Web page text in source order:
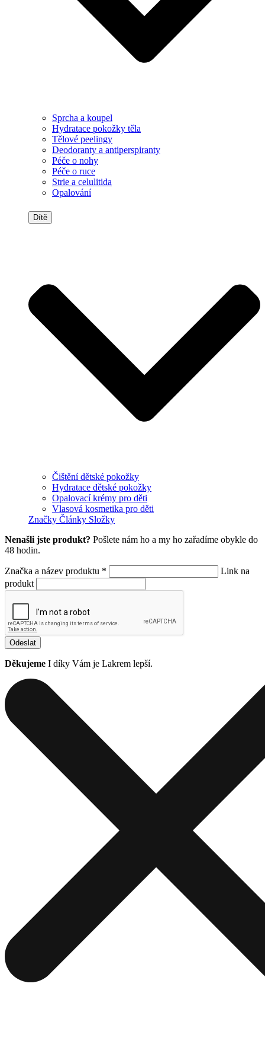
Sprcha a koupel
Hydratace pokožky těla
Tělové peelingy
Deodoranty a antiperspiranty
Péče o nohy
Péče o ruce
Strie a celulitida
Opalování
Dítě
Čištění dětské pokožky
Hydratace dětské pokožky
Opalovací krémy pro děti
Vlasová kosmetika pro děti
Značky Články Složky
Nenašli jste produkt? Pošlete nám ho a my ho zařadíme obykle do
48 hodin.
Značka a název produktu *
Link na
produkt
Odeslat
Děkujeme I díky Vám je Lakrem lepší.